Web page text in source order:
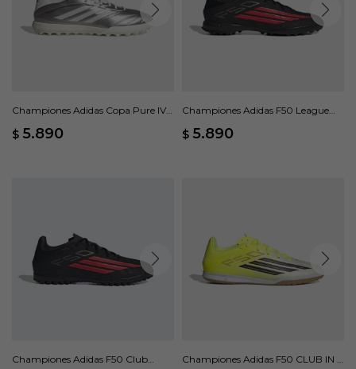
Championes Adidas Copa Pure IV
$ 5.890
Championes Adidas F50 League
$ 5.890
Championes Adidas F50 Club
Championes Adidas F50 CLUB IN -